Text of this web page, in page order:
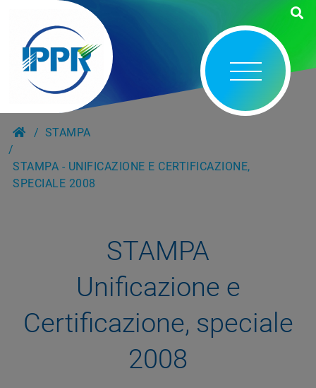
STAMPA
STAMPA - UNIFICAZIONE E CERTIFICAZIONE,
SPECIALE 2008
STAMPA
Unificazione e
Certificazione, speciale
2008